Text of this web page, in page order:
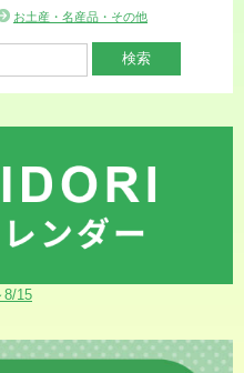
お土産・名産品・その他
8/15